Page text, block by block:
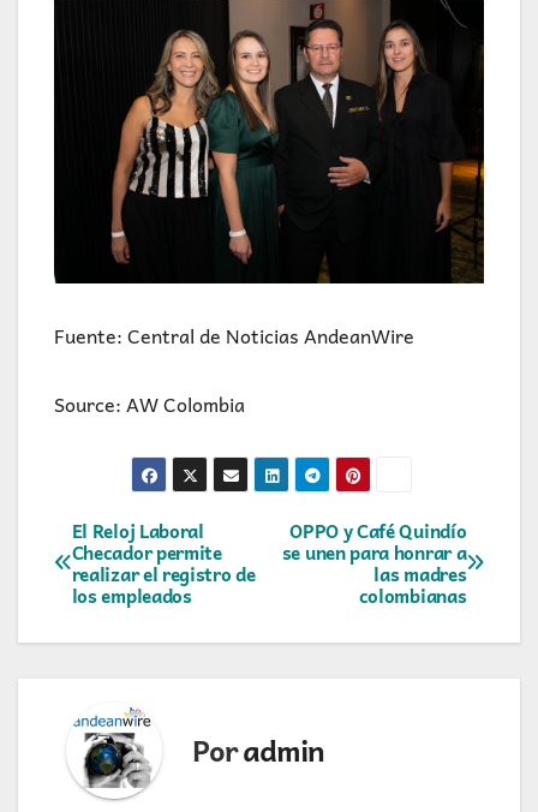
Fuente: Central de Noticias AndeanWire
Source: AW Colombia
Navegación
de
entradas
OPPO y Café Quindío
se unen para honrar a
las madres
colombianas
El Reloj Laboral
Checador permite
realizar el registro de
los empleados
Poradmin